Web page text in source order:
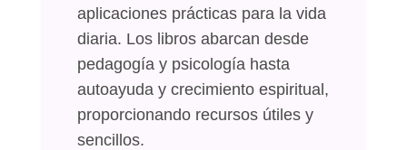
aplicaciones prácticas para la vida
diaria. Los libros abarcan desde
pedagogía y psicología hasta
autoayuda y crecimiento espiritual,
proporcionando recursos útiles y
sencillos.